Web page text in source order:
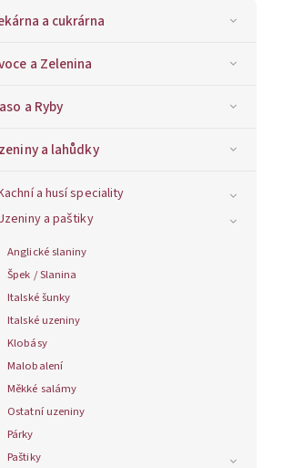
a cukrárna
a Zelenina
a Ryby
a lahůdky
a husí speciality
a paštiky
Anglické slaniny
Špek / Slanina
Italské šunky
Italské uzeniny
Klobásy
Malobalení
Měkké salámy
Ostatní uzeniny
Párky
Paštiky